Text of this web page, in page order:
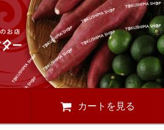
カートを見る